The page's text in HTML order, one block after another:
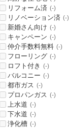
リフォーム済 (-)
リノベーション済 (-)
新婚さん向け (-)
キャンペーン (-)
仲介手数料無料 (-)
フローリング (-)
ロフト付き (-)
バルコニー (-)
都市ガス (-)
プロパンガス (-)
上水道 (-)
下水道 (-)
浄化槽 (-)